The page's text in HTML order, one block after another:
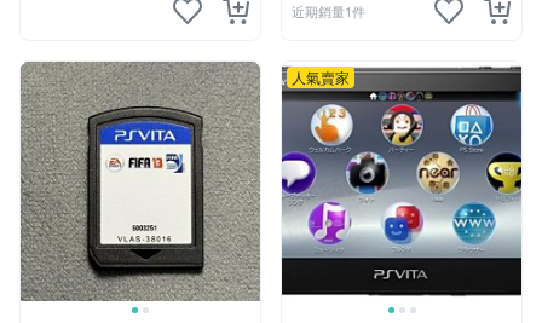
近期銷量1件
人氣賣家